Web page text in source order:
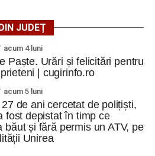
JUDEȚ
acum 4 luni
Paște. Urări și felicitări pentru
| cugirinfo.ro
acum 5 luni
de ani cercetat de polițiști,
fost depistat în timp ce
băut și fără permis un ATV, pe
Unirea